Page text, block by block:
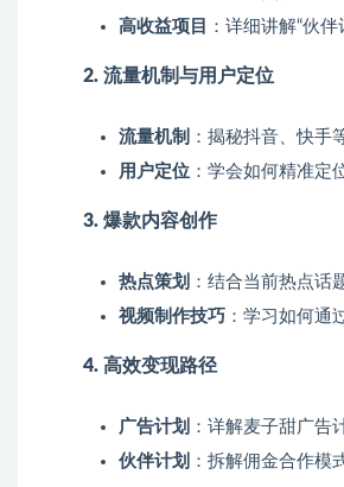
高收益项目
：详细讲解“伙
2. 流量机制与用户定位
流量机制 ：揭秘抖音、快手
用户定位 ：学会如何精准定
3. 爆款内容创作
热点策划 ：结合当前热点话
视频制作技巧 ：学习如何通
4. 高效变现路径
广告计划 ：详解麦子甜广告
伙伴计划 ：拆解佣金合作模